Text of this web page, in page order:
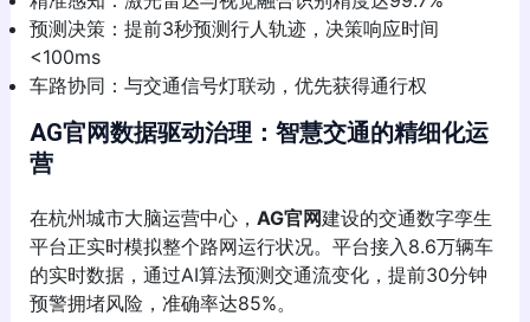
预测决策：提前3秒预测行人轨迹，决策响应时间
<100ms
车路协同：与交通信号灯联动，优先获得通行权
AG官网数据驱动治理：智慧交通的精细化运
营
在杭州城市大脑运营中心， AG官网建设的交通数字孪生
平台正实时模拟整个路网运行状况。平台接入8.6万辆车
的实时数据，通过AI算法预测交通流变化，提前30分钟
预警拥堵风险，准确率达85%。